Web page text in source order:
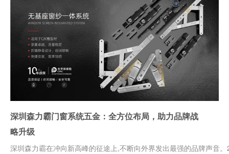
深圳森力霸门窗系统五金：全方位布局，助力品牌战
略升级
深圳森力霸在冲向新高峰的征途上,不断向外界发出最强的品牌声音